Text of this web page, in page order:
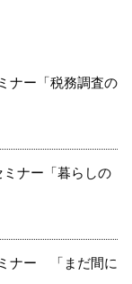
ナー「税務調査の
ミナー「暮らしの
ナー 「まだ間に